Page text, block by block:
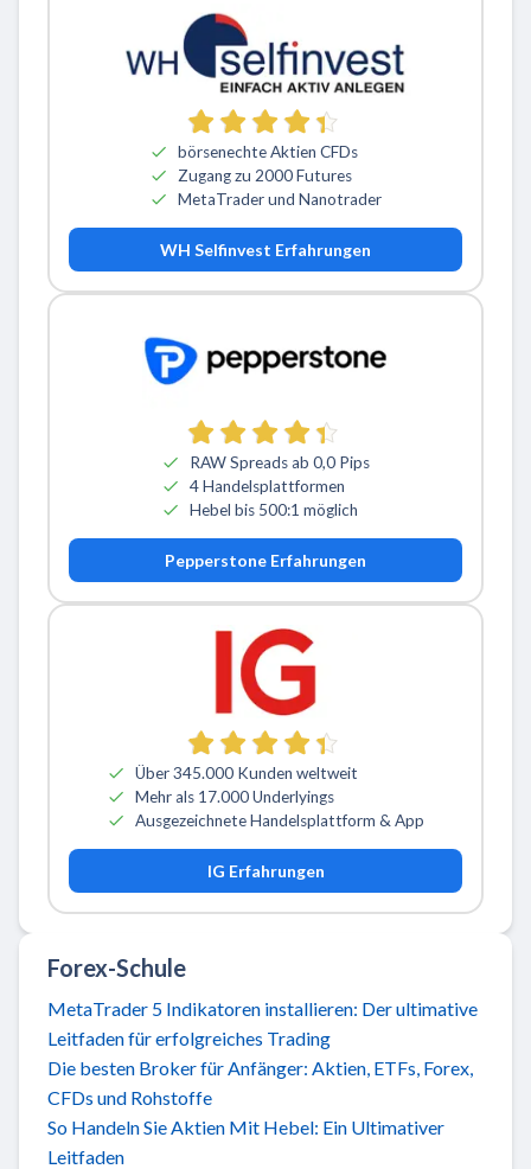
börsenechte Aktien CFDs
Zugang zu 2000 Futures
MetaTrader und Nanotrader
WH Selfinvest Erfahrungen
RAW Spreads ab 0,0 Pips
4 Handelsplattformen
Hebel bis 500:1 möglich
Pepperstone Erfahrungen
Über 345.000 Kunden weltweit
Mehr als 17.000 Underlyings
Ausgezeichnete Handelsplattform & App
IG Erfahrungen
Forex-Schule
MetaTrader 5 Indikatoren installieren: Der ultimative
Leitfaden für erfolgreiches Trading
Die besten Broker für Anfänger: Aktien, ETFs, Forex,
CFDs und Rohstoffe
So Handeln Sie Aktien Mit Hebel: Ein Ultimativer
Leitfaden